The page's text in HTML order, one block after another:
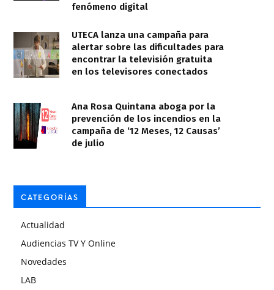
fenómeno digital
UTECA lanza una campaña para
alertar sobre las dificultades para
encontrar la televisión gratuita
en los televisores conectados
Ana Rosa Quintana aboga por la
prevención de los incendios en la
campaña de ‘12 Meses, 12 Causas’
de julio
CATEGORÍAS
Actualidad
Audiencias TV Y Online
Novedades
LAB